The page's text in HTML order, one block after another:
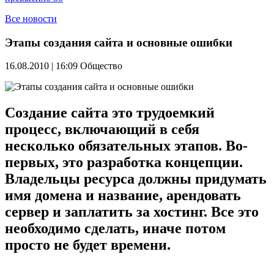
Все новости
Этапы создания сайта и основные ошибки
16.08.2010 | 16:09 Общество
Создание сайта это трудоемкий
процесс, включающий в себя
несколько обязательных этапов. Во-
первых, это разработка концепции.
Владельцы ресурса должны придумать
имя домена и название, арендовать
сервер и заплатить за хостинг. Все это
необходимо сделать, иначе потом
просто не будет времени.